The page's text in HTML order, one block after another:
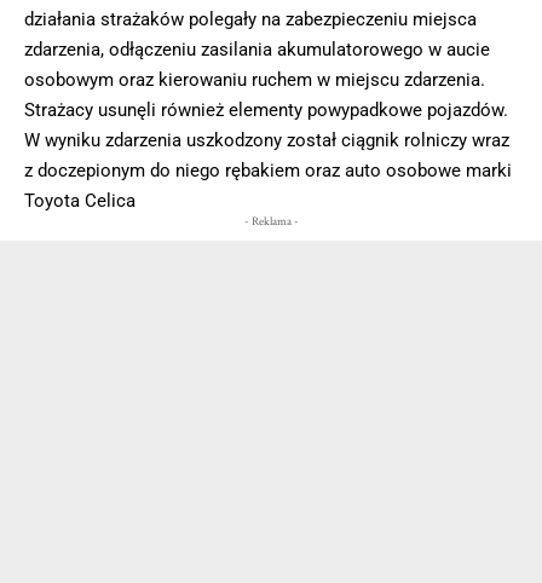
działania strażaków polegały na zabezpieczeniu miejsca
zdarzenia, odłączeniu zasilania akumulatorowego w aucie
osobowym oraz kierowaniu ruchem w miejscu zdarzenia.
Strażacy usunęli również elementy powypadkowe pojazdów.
W wyniku zdarzenia uszkodzony został ciągnik rolniczy wraz
z doczepionym do niego rębakiem oraz auto osobowe marki
Toyota Celica
- Reklama -